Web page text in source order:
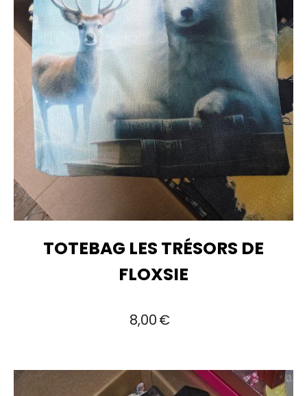
TOTEBAG LES TRÉSORS DE
FLOXSIE
8,00€